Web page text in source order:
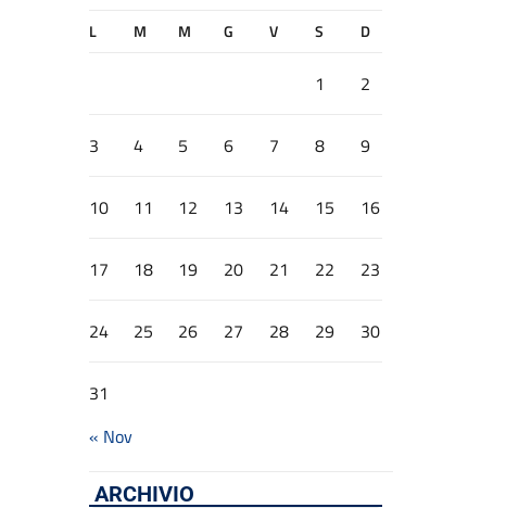
L M M G V S D
1 2
3 4 5 6 7 8 9
10 11 12 13 14 15 16
17 18 19 20 21 22 23
24 25 26 27 28 29 30
31
« Nov
ARCHIVIO